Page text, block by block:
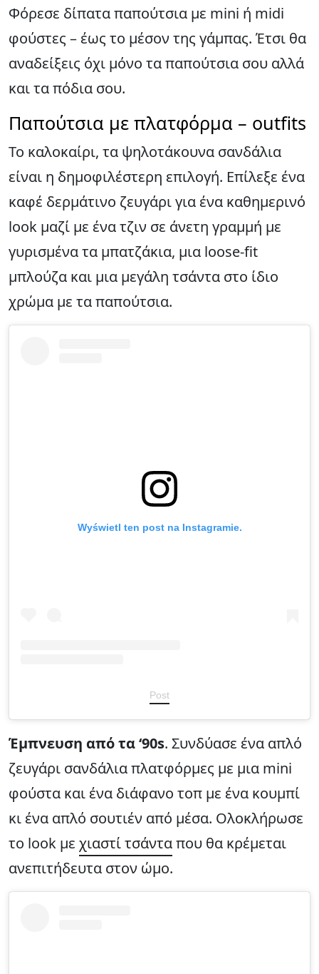
Φόρεσε δίπατα παπούτσια με mini ή midi
φούστες – έως το μέσον της γάμπας. Έτσι θα
αναδείξεις όχι μόνο τα παπούτσια σου αλλά
και τα πόδια σου.
Παπούτσια με πλατφόρμα – outfits
Το καλοκαίρι, τα ψηλοτάκουνα σανδάλια
είναι η δημοφιλέστερη επιλογή. Επίλεξε ένα
καφέ δερμάτινο ζευγάρι για ένα καθημερινό
look μαζί με ένα τζιν σε άνετη γραμμή με
γυρισμένα τα μπατζάκια, μια loose-fit
μπλούζα και μια μεγάλη τσάντα στο ίδιο
χρώμα με τα παπούτσια.
Wyświetl ten post na Instagramie.
Post
Έμπνευση από τα ‘90s. Συνδύασε ένα απλό
ζευγάρι σανδάλια πλατφόρμες με μια mini
φούστα και ένα διάφανο τοπ με ένα κουμπί
κι ένα απλό σουτιέν από μέσα. Ολοκλήρωσε
το look με χιαστί τσάνταπου θα κρέμεται
ανεπιτήδευτα στον ώμο.